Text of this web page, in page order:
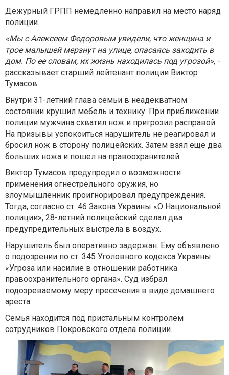
Дежурный ГРПП немедленно направил на место наряд
полиции.
«Мы с Алексеем Федоровым увидели, что женщина и
трое малышей мерзнут на улице, опасаясь заходить в
дом. По ее словам, их жизнь находилась под угрозой», -
рассказывает старший лейтенант полиции Виктор
Тумасов.
Внутри 31-летний глава семьи в неадекватном
состоянии крушил мебель и технику. При приближении
полиции мужчина схватил нож и пригрозил расправой.
На призывы успокоиться нарушитель не реагировал и
бросил нож в сторону полицейских. Затем взял еще два
больших ножа и пошел на правоохранителей.
Виктор Тумасов предупредил о возможности
применения огнестрельного оружия, но
злоумышленник проигнорировал предупреждения.
Тогда, согласно ст. 46 Закона Украины «О Национальной
полиции», 28-летний полицейский сделал два
предупредительных выстрела в воздух.
Нарушитель был оперативно задержан. Ему объявлено
о подозрении по ст. 345 Уголовного кодекса Украины
«Угроза или насилие в отношении работника
правоохранительного органа». Суд избрал
подозреваемому меру пресечения в виде домашнего
ареста.
Семья находится под пристальным контролем
сотрудников Покровского отдела полиции.